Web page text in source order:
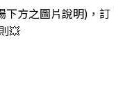
下方之圖片說明)，訂
💥